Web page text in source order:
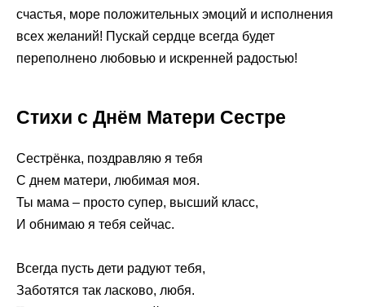
счастья, море положительных эмоций и исполнения
всех желаний! Пускай сердце всегда будет
переполнено любовью и искренней радостью!
Стихи с Днём Матери Сестре
Сестрёнка, поздравляю я тебя
С днем матери, любимая моя.
Ты мама – просто супер, высший класс,
И обнимаю я тебя сейчас.
Всегда пусть дети радуют тебя,
Заботятся так ласково, любя.